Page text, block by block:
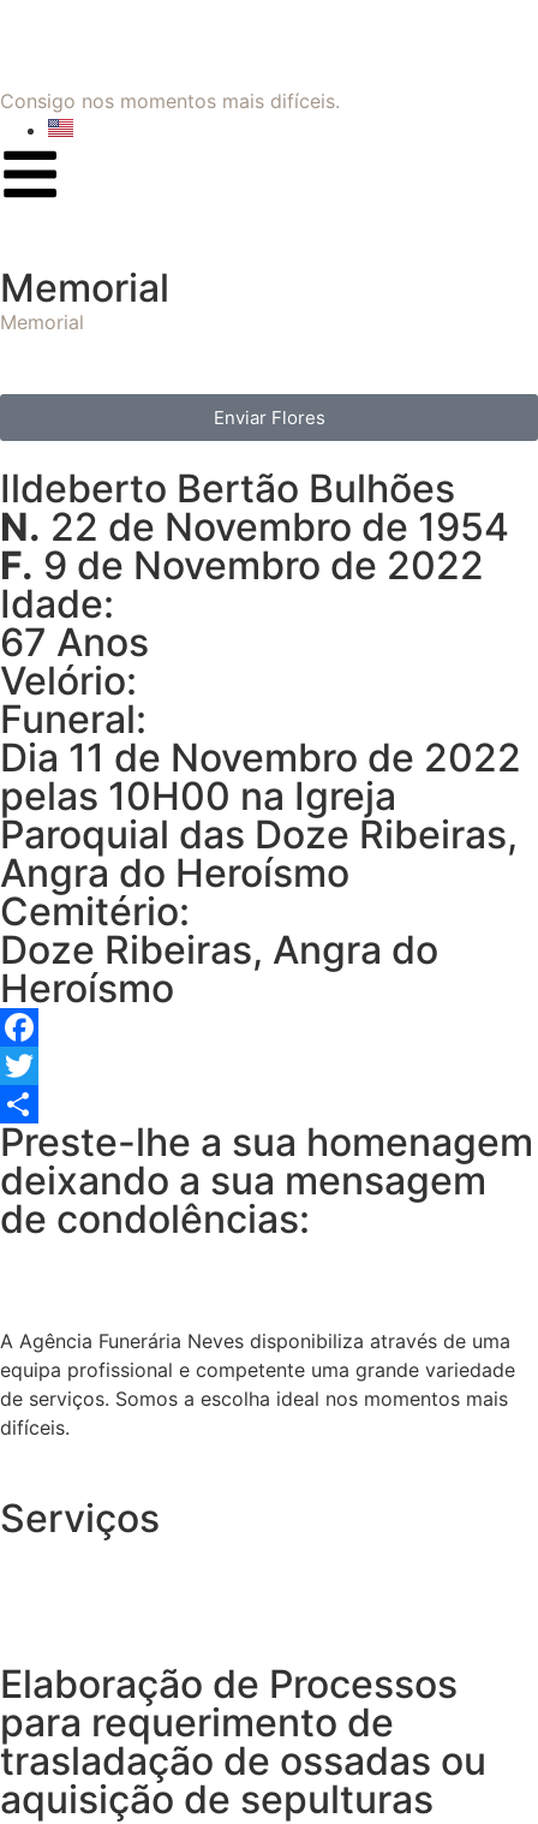
Consigo nos momentos mais difíceis.
Memorial
Memorial
Enviar Flores
Ildeberto Bertão Bulhões
N. 22 de Novembro de 1954
F. 9 de Novembro de 2022
Idade:
67 Anos
Velório:
Funeral:
Dia 11 de Novembro de 2022
pelas 10H00 na Igreja
Paroquial das Doze Ribeiras,
Angra do Heroísmo
Cemitério:
Doze Ribeiras, Angra do
Heroísmo
Facebook
Twitter
Share
Preste-lhe a sua homenagem
deixando a sua mensagem
de condolências:
A Agência Funerária Neves disponibiliza através de uma
equipa profissional e competente uma grande variedade
de serviços. Somos a escolha ideal nos momentos mais
difíceis.
Serviços
Elaboração de Processos
para requerimento de
trasladação de ossadas ou
aquisição de sepulturas